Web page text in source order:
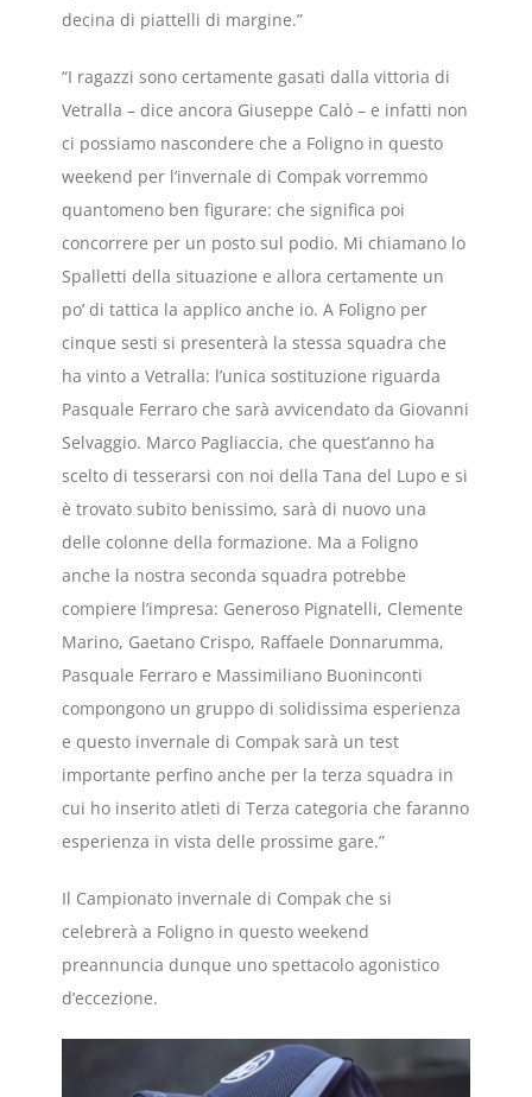
decina di piattelli di margine.”
“I ragazzi sono certamente gasati dalla vittoria di
Vetralla – dice ancora Giuseppe Calò – e infatti non
ci possiamo nascondere che a Foligno in questo
weekend per l’invernale di Compak vorremmo
quantomeno ben figurare: che significa poi
concorrere per un posto sul podio. Mi chiamano lo
Spalletti della situazione e allora certamente un
po’ di tattica la applico anche io. A Foligno per
cinque sesti si presenterà la stessa squadra che
ha vinto a Vetralla: l’unica sostituzione riguarda
Pasquale Ferraro che sarà avvicendato da Giovanni
Selvaggio. Marco Pagliaccia, che quest’anno ha
scelto di tesserarsi con noi della Tana del Lupo e si
è trovato subito benissimo, sarà di nuovo una
delle colonne della formazione. Ma a Foligno
anche la nostra seconda squadra potrebbe
compiere l’impresa: Generoso Pignatelli, Clemente
Marino, Gaetano Crispo, Raffaele Donnarumma,
Pasquale Ferraro e Massimiliano Buoninconti
compongono un gruppo di solidissima esperienza
e questo invernale di Compak sarà un test
importante perfino anche per la terza squadra in
cui ho inserito atleti di Terza categoria che faranno
esperienza in vista delle prossime gare.”
Il Campionato invernale di Compak che si
celebrerà a Foligno in questo weekend
preannuncia dunque uno spettacolo agonistico
d’eccezione.